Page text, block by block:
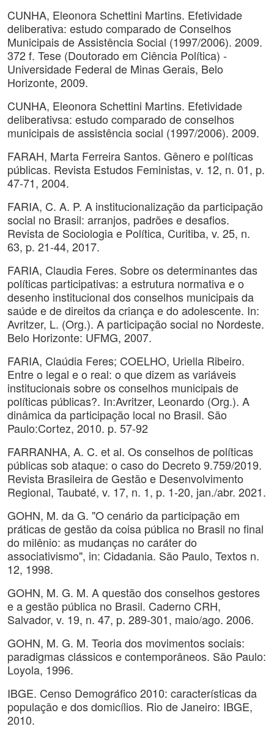
CUNHA, Eleonora Schettini Martins. Efetividade
deliberativa: estudo comparado de Conselhos
Municipais de Assistência Social (1997/2006). 2009.
372 f. Tese (Doutorado em Ciência Política) -
Universidade Federal de Minas Gerais, Belo
Horizonte, 2009.
CUNHA, Eleonora Schettini Martins. Efetividade
deliberativsa: estudo comparado de conselhos
municipais de assistência social (1997/2006). 2009.
FARAH, Marta Ferreira Santos. Gênero e políticas
públicas. Revista Estudos Feministas, v. 12, n. 01, p.
47-71, 2004.
FARIA, C. A. P. A institucionalização da participação
social no Brasil: arranjos, padrões e desafios.
Revista de Sociologia e Política, Curitiba, v. 25, n.
63, p. 21-44, 2017.
FARIA, Claudia Feres. Sobre os determinantes das
políticas participativas: a estrutura normativa e o
desenho institucional dos conselhos municipais da
saúde e de direitos da criança e do adolescente. In:
Avritzer, L. (Org.). A participação social no Nordeste.
Belo Horizonte: UFMG, 2007.
FARIA, Claúdia Feres; COELHO, Uriella Ribeiro.
Entre o legal e o real: o que dizem as variáveis
institucionais sobre os conselhos municipais de
políticas públicas?. In:Avritzer, Leonardo (Org.). A
dinâmica da participação local no Brasil. São
Paulo:Cortez, 2010. p. 57-92
FARRANHA, A. C. et al. Os conselhos de políticas
públicas sob ataque: o caso do Decreto 9.759/2019.
Revista Brasileira de Gestão e Desenvolvimento
Regional, Taubaté, v. 17, n. 1, p. 1-20, jan./abr. 2021.
GOHN, M. da G. "O cenário da participação em
práticas de gestão da coisa pública no Brasil no final
do milênio: as mudanças no caráter do
associativismo", in: Cidadania. São Paulo, Textos n.
12, 1998.
GOHN, M. G. M. A questão dos conselhos gestores
e a gestão pública no Brasil. Caderno CRH,
Salvador, v. 19, n. 47, p. 289-301, maio/ago. 2006.
GOHN, M. G. M. Teoria dos movimentos sociais:
paradigmas clássicos e contemporâneos. São Paulo:
Loyola, 1996.
IBGE. Censo Demográfico 2010: características da
população e dos domicílios. Rio de Janeiro: IBGE,
2010.